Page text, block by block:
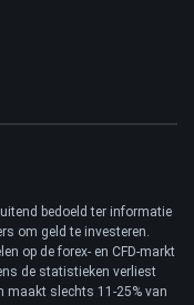
bedoeld ter informatie
om geld te investeren.
op de forex- en CFD-markt
de statistieken verliest
maakt slechts 11-25% van